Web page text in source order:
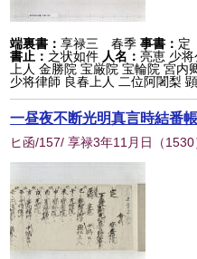
端裏書：享禄三 春季 事書： 定
書止： 之状如件 人名：亮恵 少
上人 金勝院 宝厳院 宝輪院 宮
少将律師 良春上人 二位阿闍梨 顕
一昼夜不断光明真言時結番帳
ヒ函/157/ 享禄3年11月日 （1530